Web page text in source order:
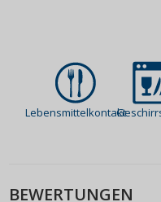
Lebensmittelkontakt
BEWERTUNGEN